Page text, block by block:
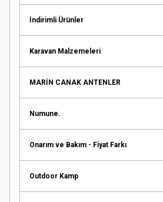
İndirimli Ürünler
Karavan Malzemeleri
MARİN CANAK ANTENLER
Numune.
Onarım ve Bakım - Fiyat Farkı
Outdoor Kamp